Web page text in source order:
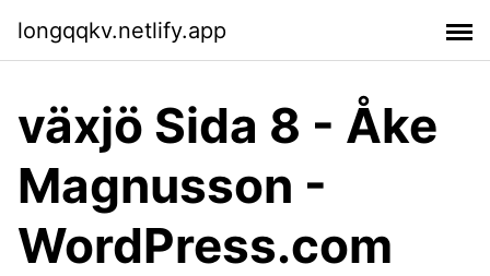
longqqkv.netlify.app
växjö Sida 8 - Åke
Magnusson -
WordPress.com